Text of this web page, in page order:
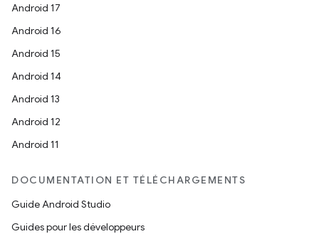
Android 17
Android 16
Android 15
Android 14
Android 13
Android 12
Android 11
DOCUMENTATION ET TÉLÉCHARGEMENTS
Guide Android Studio
Guides pour les développeurs